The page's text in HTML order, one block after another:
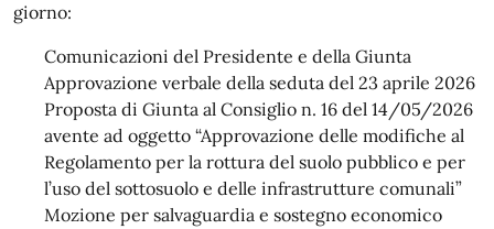
giorno:
Comunicazioni del Presidente e della Giunta
Approvazione verbale della seduta del 23 aprile 2026
Proposta di Giunta al Consiglio n. 16 del 14/05/2026
avente ad oggetto “Approvazione delle modifiche al
Regolamento per la rottura del suolo pubblico e per
l’uso del sottosuolo e delle infrastrutture comunali”
Mozione per salvaguardia e sostegno economico